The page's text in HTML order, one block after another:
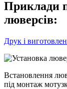
Приклади
люверсів:
Друк і
Встановлення
під монтаж